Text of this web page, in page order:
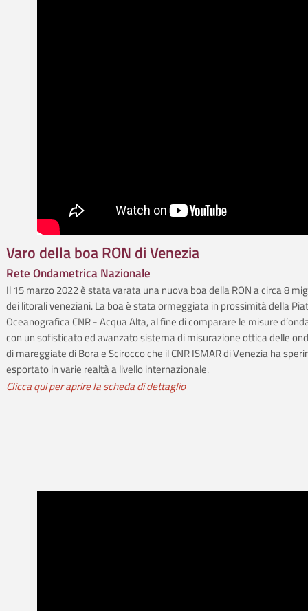
Varo della boa RON di Venezia
Rete Ondametrica Nazionale
Il 15 marzo 2022 è stata varata una nuova boa della RON a circa 8
dei litorali veneziani. La boa è stata ormeggiata in prossimità della
Oceanografica CNR - Acqua Alta, al fine di comparare le misure
con un sofisticato ed avanzato sistema di misurazione ottica delle
di mareggiate di Bora e Scirocco che il CNR ISMAR di Venezia ha
esportato in varie realtà a livello internazionale.
Clicca qui per aprire la scheda di dettaglio